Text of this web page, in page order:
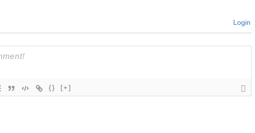
Login
{} [+]